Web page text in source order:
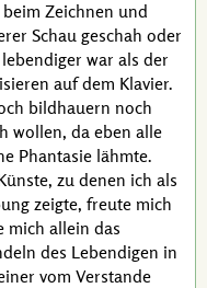
Zeichnen und
Schau geschah oder
war als der
auf dem Klavier.
bildhauern noch
wollen, da eben alle
Phantasie lähmte.
zu denen ich als
zeigte, freute mich
mich allein das
des Lebendigen in
vom Verstande